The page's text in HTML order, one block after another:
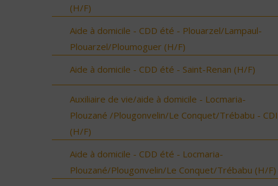
(H/F)
Aide à domicile - CDD été - Plouarzel/Lampaul-
Plouarzel/Ploumoguer (H/F)
Aide à domicile - CDD été - Saint-Renan (H/F)
Auxiliaire de vie/aide à domicile - Locmaria-
Plouzané /Plougonvelin/Le Conquet/Trébabu - CDI
(H/F)
Aide à domicile - CDD été - Locmaria-
Plouzané/Plougonvelin/Le Conquet/Trébabu (H/F)